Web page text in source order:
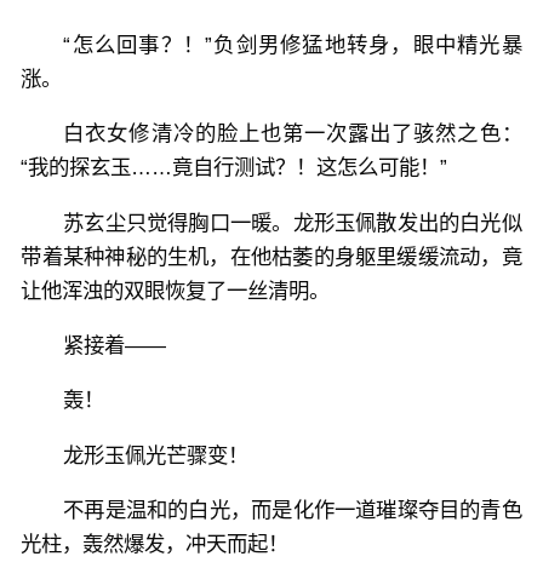
“怎么回事？！”负剑男修猛地转身，眼中精光暴
涨。
白衣女修清冷的脸上也第一次露出了骇然之色：
“我的探玄玉……竟自行测试？！这怎么可能！”
苏玄尘只觉得胸口一暖。龙形玉佩散发出的白光似
带着某种神秘的生机，在他枯萎的身躯里缓缓流动，竟
让他浑浊的双眼恢复了一丝清明。
紧接着——
轰！
龙形玉佩光芒骤变！
不再是温和的白光，而是化作一道璀璨夺目的青色
光柱，轰然爆发，冲天而起！